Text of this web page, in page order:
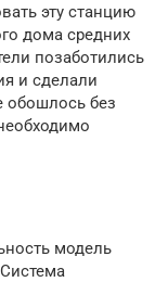
эту станцию
дома средних
позаботились
и сделали
обошлось без
модель